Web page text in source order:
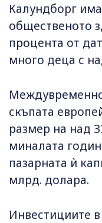
Калундборг
общественото
процента от
много деца с
скъпата
размер на над
миналата
пазарната ѝ
млрд. долара.
Инвестициите